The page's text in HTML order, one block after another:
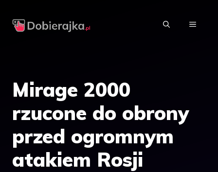
MENU
Mirage 2000
rzucone do obrony
przed ogromnym
atakiem Rosji